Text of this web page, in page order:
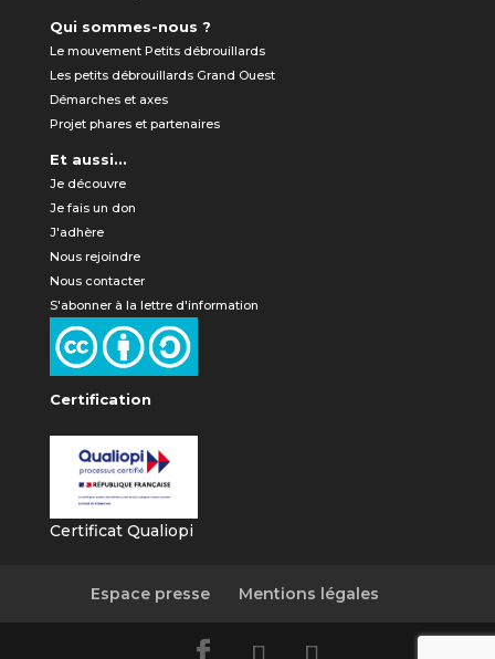
Qui sommes-nous ?
Le mouvement Petits débrouillards
Les petits débrouillards Grand Ouest
Démarches et axes
Projet phares et partenaires
Et aussi...
Je découvre
Je fais un don
J'adhère
Nous rejoindre
Nous contacter
S'abonner à la lettre d'information
Certification
Certificat Qualiopi
Espace presse Mentions légales